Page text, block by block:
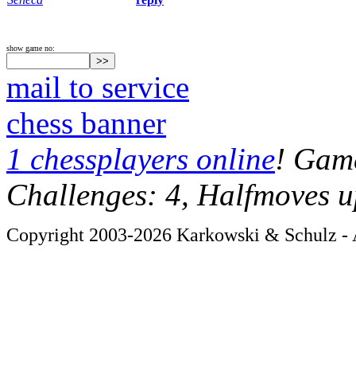
show game no:
mail to service
chess banner
1 chessplayers online!
Challenges: 4, Halfmoves
Copyright 2003-2026 Karkowski & Schulz